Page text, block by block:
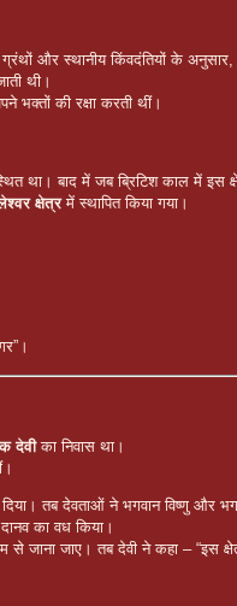
और स्थानीय किंवदंतियों के अनुसार,
थी।
भक्तों की रक्षा करती थीं।
था। बाद में जब ब्रिटिश काल में इस
क्षेत्रमें स्थापित किया गया।
देवीका निवास था।
तब देवताओं ने भगवान विष्णु और
का वध किया।
से जाना जाए। तब देवी ने कहा – “इस